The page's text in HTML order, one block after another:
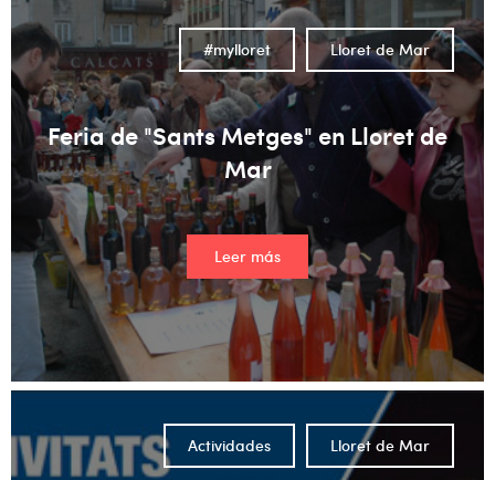
Feria de "Sants Metges" en Lloret de
Mar
Leer más
Lloret de Mar
#mylloret
Lloret de Mar
Actividades